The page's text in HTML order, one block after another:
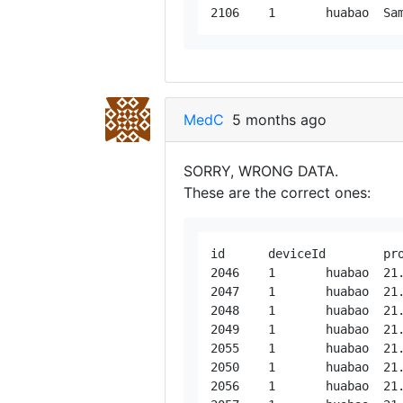
MedC 5 months ago
SORRY, WRONG DATA.
These are the correct ones:
id	deviceId	protocol	serverTime	deviceTime	fixTime	valid	latitude	longitude	altitude	speed	course	address	accuracy	archive	batteryLevel	ignition	temp1	temp0	battery	odometer	rssi	blocked	container	iccid	event	motion	sat	charge	distance	totalDistance	humidity0	humidity
2046	1	huabao	21.03.26 09:56	21.03.26 09:59	21.03.26 09:59	false	47.244567	8.728135	0	0	0		0	true	100	false		0	0	203600	16	false		8.94102E+19		false	0	true	0	134681.9003	0
2047	1	huabao	21.03.26 09:56	21.03.26 09:59	21.03.26 09:59	false	47.244567	8.728135	0	0	0		0		100	false	156.8	0	0	203600	20	false		8.94102E+19	8	false	0	true	0	134681.9003	0	-3064.7
2048	1	huabao	21.03.26 09:56	21.03.26 09:59	21.03.26 09:59	false	47.244567	8.728135	0	0	0		0		100	false		0	0	203600	21	false				false	0	true	0	134681.9003	0
2049	1	huabao	21.03.26 09:57	21.03.26 09:59	21.03.26 09:59	false	47.244567	8.728135	0	0	0		0		100	false		0	0	203600	22	false				false	0	true	0	134681.9003	0
2055	1	huabao	21.03.26 09:59	21.03.26 09:59	21.03.26 09:59	true	47.240692	8.721586	451	0.1079914	0		0		100	false		0	0	203600	31	false				true	7	true	656.5330065	135338.4333	0
2050	1	huabao	21.03.26 09:57	21.03.26 10:00	21.03.26 10:00	false	47.244567	8.728135	0	0	0		0		100	false		0	0	203600	26	false				false	0	true	0	134681.9003	0
2056	1	huabao	21.03.26 10:00	21.03.26 10:00	21.03.26 10:00	true	47.240516	8.721828	435	3.5637162	93		0		100	false		0	0	203600	31	false				true	7	true	656.1658899	135338.0662	0